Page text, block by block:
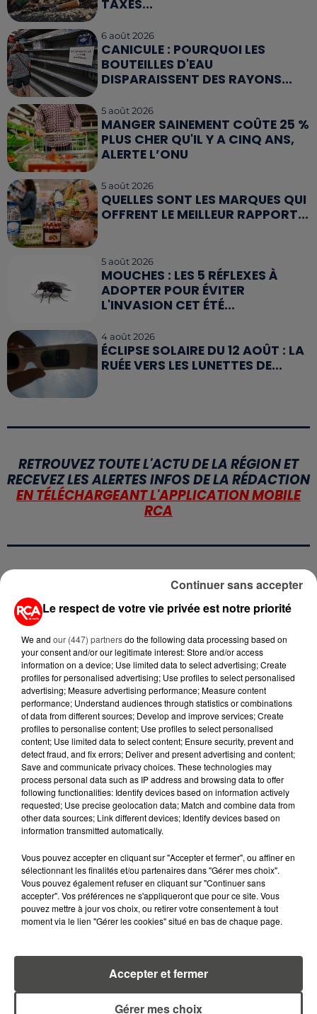
TAXÉS...
6 août 2026
CANICULE : POURQUOI LES
BOUTEILLES D'EAU
DISPARAISSENT DES RAYONS...
5 août 2026
MANGER SAINEMENT COÛTE 25 %
PLUS CHER QU'IL Y A CINQ ANS,
ALERTE L’ONU
5 août 2026
QUELLES SONT LES MARQUES QUI
OFFRENT LE MEILLEUR RAPPORT...
5 août 2026
MOUCHES : LES 5 RÉFLEXES À
ADOPTER POUR ÉVITER
L'INVASION CET ÉTÉ...
4 août 2026
ÉCLIPSE SOLAIRE DU 12 AOÛT : LA
RUÉE VERS LES LUNETTES DE...
RETROUVEZ TOUTE L'ACTU DE LA RÉGION ET
RECEVEZ LES ALERTES INFOS DE LA RÉDACTION
EN TÉLÉCHARGEANT L'APPLICATION MOBILE
RCA
RCA
Voir toute l'équipe RCA
DIMITRI COUTAND
Journaliste
MARGOT DOUÉTIL
Journaliste
TITOUAN GUIBERT
Journaliste
Le respect de votre vie privée est notre priorité
We and our (447) partnersdo the following data processing based on
your consent and/or our legitimate interest: Store and/or access
information on a device; Use limited data to select advertising; Create
profiles for personalised advertising; Use profiles to select personalised
advertising; Measure advertising performance; Measure content
performance; Understand audiences through statistics or combinations
of data from different sources; Develop and improve services; Create
profiles to personalise content; Use profiles to select personalised
content; Use limited data to select content; Ensure security, prevent and
detect fraud, and fix errors; Deliver and present advertising and content;
Save and communicate privacy choices. These technologies may
process personal data such as IP address and browsing data to offer
following functionalities: Identify devices based on information actively
requested; Use precise geolocation data; Match and combine data from
other data sources; Link different devices; Identify devices based on
information transmitted automatically.
Vous pouvez accepter en cliquant sur "Accepter et fermer", ou affiner en
sélectionnant les finalités et/ou partenaires dans "Gérer mes choix".
Vous pouvez également refuser en cliquant sur "Continuer sans
accepter". Vos préférences ne s'appliqueront que pour ce site. Vous
pouvez mettre à jour vos choix, ou retirer votre consentement à tout
moment via le lien "Gérer les cookies" situé en bas de chaque page.
Gérer mes choix
Accepter et fermer
Continuer sans accepter